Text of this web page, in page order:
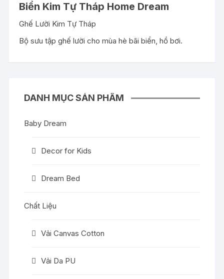
Biển Kim Tự Tháp Home Dream
Ghế Lười Kim Tự Tháp
Bộ sưu tập ghế lười cho mùa hè bãi biển, hồ bơi.
DANH MỤC SẢN PHẨM
Baby Dream
Decor for Kids
Dream Bed
Chất Liệu
Vải Canvas Cotton
Vải Da PU